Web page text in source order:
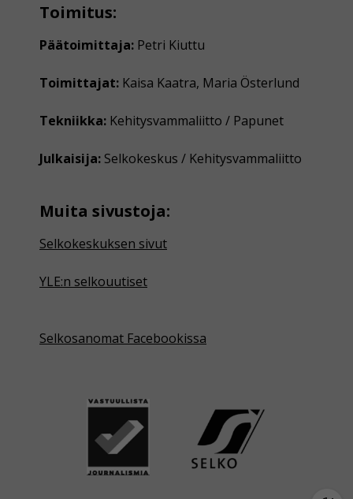
Toimitus:
Päätoimittaja: Petri Kiuttu
Toimittajat: Kaisa Kaatra, Maria Österlund
Tekniikka: Kehitysvammaliitto / Papunet
Julkaisija: Selkokeskus / Kehitysvammaliitto
Muita sivustoja:
Selkokeskuksen sivut
YLE:n selkouutiset
Selkosanomat Facebookissa